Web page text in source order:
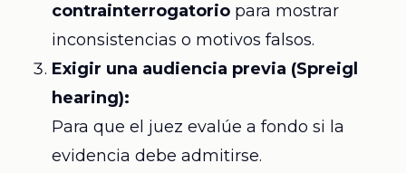
contrainterrogatoriopara mostrar
inconsistencias o motivos falsos.
Exigir una audiencia previa (Spreigl
hearing):
Para que el juez evalúe a fondo si la
evidencia debe admitirse.